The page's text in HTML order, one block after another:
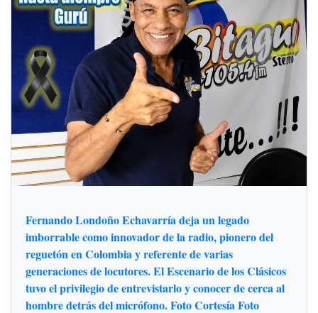
Fernando Londoño Echavarría deja un legado
imborrable como innovador de la radio, pionero del
reguetón en Colombia y referente de varias
generaciones de locutores. El Escenario de los Clásicos
tuvo el privilegio de entrevistarlo y conocer de cerca al
hombre detrás del micrófono. Foto Cortesía Foto